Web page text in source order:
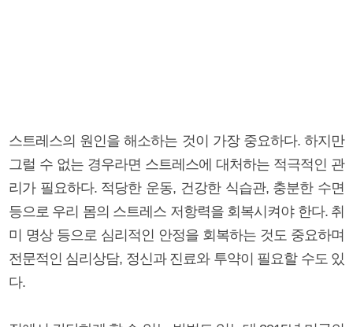
스트레스의 원인을 해소하는 것이 가장 중요하다. 하지만
그럴 수 없는 경우라면 스트레스에 대처하는 적극적인 관
리가 필요하다. 적당한 운동, 건강한 식습관, 충분한 수면
등으로 우리 몸의 스트레스 저항력을 회복시켜야 한다. 취
미 명상 등으로 심리적인 안정을 회복하는 것도 중요하며
전문적인 심리상담, 정신과 진료와 투약이 필요할 수도 있
다.